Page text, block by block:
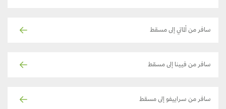
سافر من ألماتي إلى مسقط
سافر من فيينا إلى مسقط
سافر من سراييفو إلى مسقط